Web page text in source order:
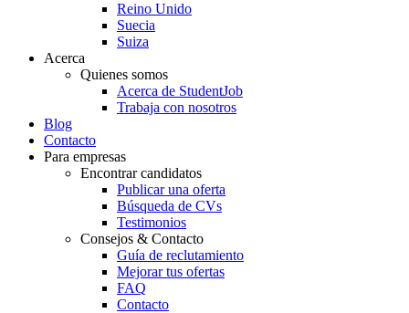
Reino Unido
Suecia
Suiza
Acerca
Quienes somos
Acerca de StudentJob
Trabaja con nosotros
Blog
Contacto
Para empresas
Encontrar candidatos
Publicar una oferta
Búsqueda de CVs
Testimonios
Consejos & Contacto
Guía de reclutamiento
Mejorar tus ofertas
FAQ
Contacto